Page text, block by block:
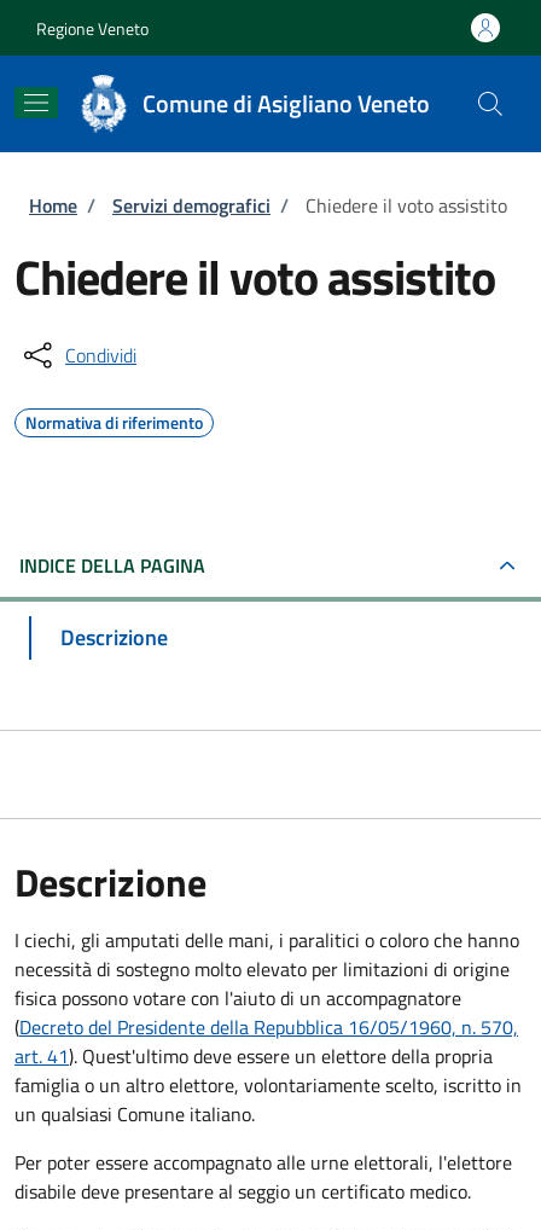
Regione Veneto
Comune di Asigliano Veneto
Briciole di pane
Home / Servizi demografici / Chiedere il voto assistito
Chiedere il voto assistito
Condividi
Normativa di riferimento
INDICE DELLA PAGINA
Descrizione
Descrizione
I ciechi, gli amputati delle mani, i paralitici o coloro che hanno
necessità di sostegno molto elevato per limitazioni di origine
fisica possono votare con l'aiuto di un accompagnatore
(Decreto del Presidente della Repubblica 16/05/1960, n. 570,
art. 41). Quest'ultimo deve essere un elettore della propria
famiglia o un altro elettore, volontariamente scelto, iscritto in
un qualsiasi Comune italiano.
Per poter essere accompagnato alle urne elettorali, l'elettore
disabile deve presentare al seggio un certificato medico.